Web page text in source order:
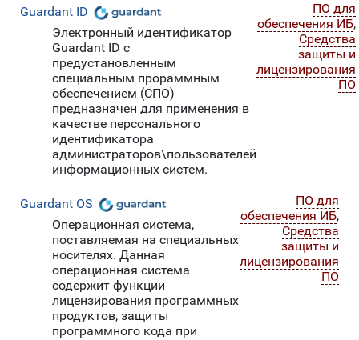
Guardant ID
Электронный идентификатор
Guardant ID c
предустановленным
специальным прораммным
обеспечением (СПО)
предназначен для применения в
качестве персонального
идентификатора
администраторов\пользователей
информационных систем.
ПО для
обеспечения ИБ,
Средства
защиты и
лицензирования
ПО
Guardant OS
Операционная система,
поставляемая на специальных
носителях. Данная
операционная система
содержит функции
лицензирования программных
продуктов, защиты
программного кода при
ПО для
обеспечения ИБ,
Средства
защиты и
лицензирования
ПО